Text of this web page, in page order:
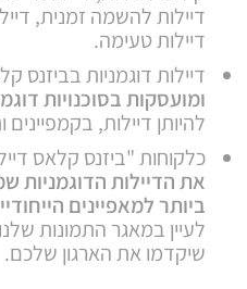
דיילות להשמה זמנית,
דיילות טעימה.
דיילות דוגמניות בביזנס
ומועסקות בסוכנויות
להיותן דיילות, בקמפיינים
כלקוחות "ביזנס קלאס
את הדיילות הדוגמניות
ביותר למאפיינים
לעיין במאגר התמונות
שיקדמו את הארגון שלכם.